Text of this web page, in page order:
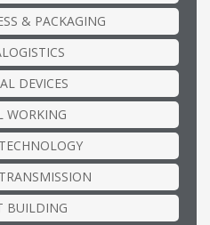
& PACKAGING
DEVICES
WORKING
BUILDING